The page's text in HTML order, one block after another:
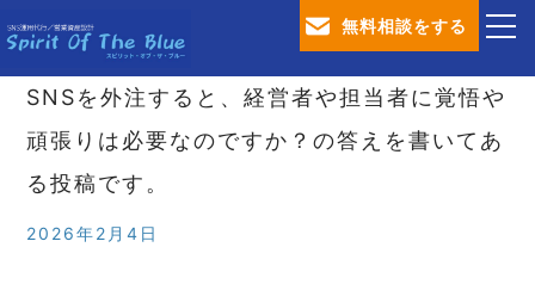
無料相談をする
SNSを外注すると、経営者や担当者に覚悟や
頑張りは必要なのですか？の答えを書いてあ
る投稿です。
2026年2月4日
TOP